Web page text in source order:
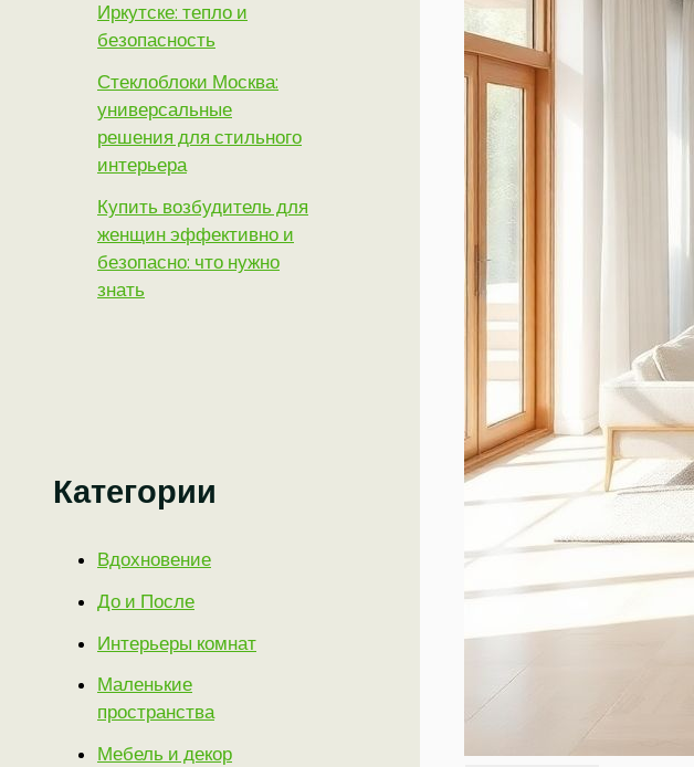
Иркутске: тепло и
безопасность
Стеклоблоки Москва:
универсальные
решения для стильного
интерьера
Купить возбудитель для
женщин эффективно и
безопасно: что нужно
знать
Категории
Вдохновение
До и После
Интерьеры комнат
Маленькие
пространства
Мебель и декор